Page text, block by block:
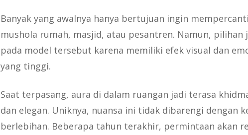
Banyak yang awalnya hanya bertujuan ingin
mushola rumah, masjid, atau pesantren. Namun, pilihan
pada model tersebut karena memiliki efek visual dan
yang tinggi.
Saat terpasang, aura di dalam ruangan jadi terasa
dan elegan. Uniknya, nuansa ini tidak dibarengi dengan
berlebihan. Beberapa tahun terakhir, permintaan akan